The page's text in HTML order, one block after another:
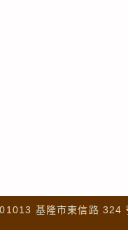
基隆市東信路